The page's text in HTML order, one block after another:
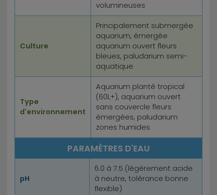
volumineuses
Culture
Principalement submergée
aquarium, émergée
aquarium ouvert fleurs
bleues, paludarium semi-
aquatique
Type
d'environnement
Aquarium planté tropical
(60L+), aquarium ouvert
sans couvercle fleurs
émergées, paludarium
zones humides
PARAMÈTRES D'EAU
pH
6.0 à 7.5 (légèrement acide
à neutre, tolérance bonne
flexible)